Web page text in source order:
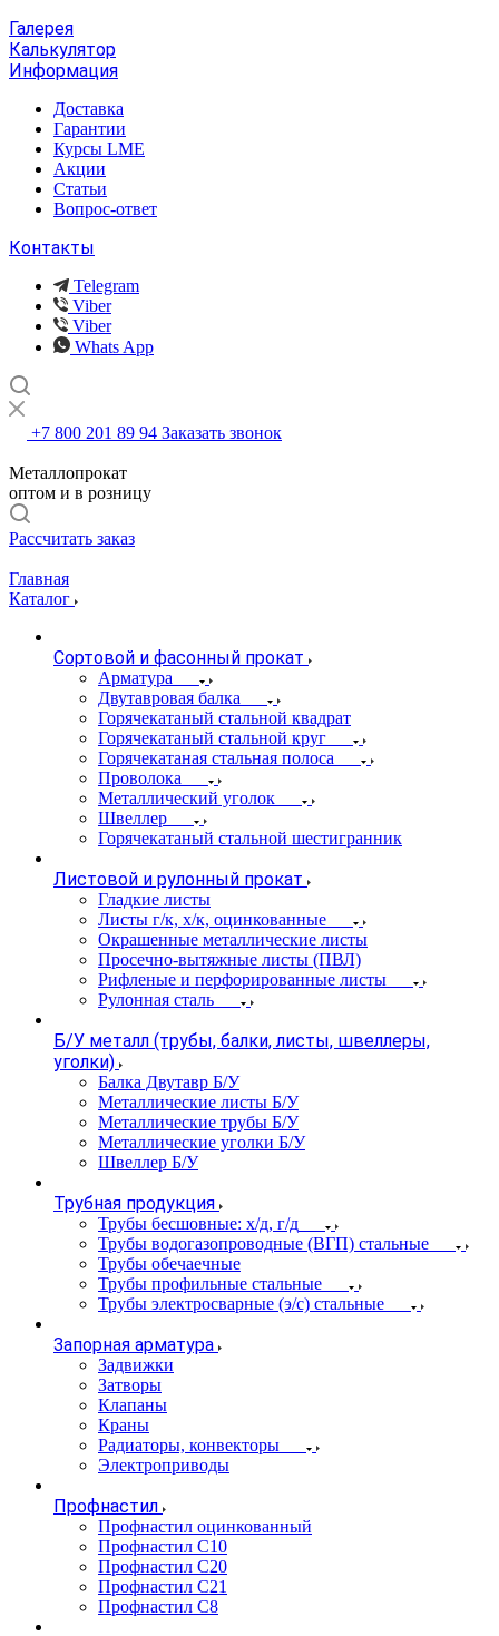
Галерея
Калькулятор
Информация
Доставка
Гарантии
Курсы LME
Акции
Статьи
Вопрос-ответ
Контакты
Telegram
Viber
Viber
Whats App
+7 800 201 89 94 Заказать звонок
Металлопрокат
оптом и в розницу
Рассчитать заказ
Главная
Каталог
Сортовой и фасонный прокат
Арматура
Двутавровая балка
Горячекатаный стальной квадрат
Горячекатаный стальной круг
Горячекатаная стальная полоса
Проволока
Металлический уголок
Швеллер
Горячекатаный стальной шестигранник
Листовой и рулонный прокат
Гладкие листы
Листы г/к, х/к, оцинкованные
Окрашенные металлические листы
Просечно-вытяжные листы (ПВЛ)
Рифленые и перфорированные листы
Рулонная сталь
Б/У металл (трубы, балки, листы, швеллеры,
уголки)
Балка Двутавр Б/У
Металлические листы Б/У
Металлические трубы Б/У
Металлические уголки Б/У
Швеллер Б/У
Трубная продукция
Трубы бесшовные: х/д, г/д
Трубы водогазопроводные (ВГП) стальные
Трубы обечаечные
Трубы профильные стальные
Трубы электросварные (э/с) стальные
Запорная арматура
Задвижки
Затворы
Клапаны
Краны
Радиаторы, конвекторы
Электроприводы
Профнастил
Профнастил оцинкованный
Профнастил С10
Профнастил С20
Профнастил С21
Профнастил С8